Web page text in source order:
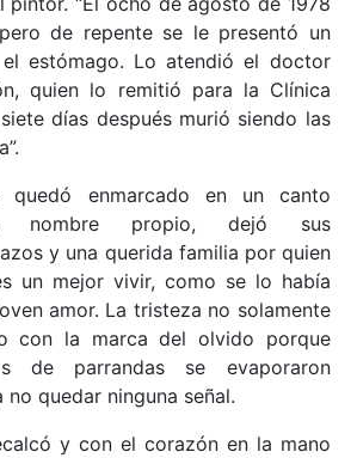
de repente se le presentó un
estómago. Lo atendió el doctor
quien lo remitió para la Clínica
días después murió siendo las
quedó enmarcado en un canto
nombre propio, dejó sus
y una querida familia por quien
un mejor vivir, como se lo había
amor. La tristeza no solamente
con la marca del olvido porque
de parrandas se evaporaron
no quedar ninguna señal.
y con el corazón en la mano